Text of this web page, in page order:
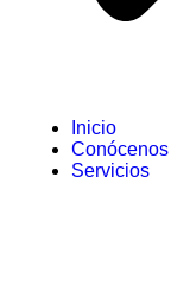
Inicio
Conócenos
Servicios